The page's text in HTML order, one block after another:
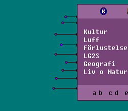
Kultur
Luff
LG2S
Geografi
Liv o Natur
a b c d e